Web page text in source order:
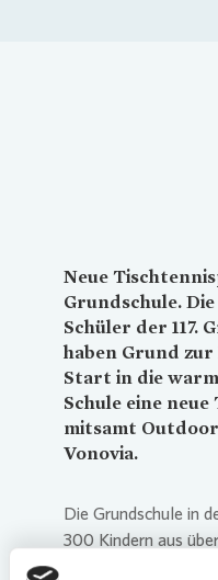
Neue
Grundschule.
Schüler der 117.
haben Grund
Start in die
Schule eine
mitsamt
Vonovia.
Die Grundschule in
300 Kindern aus